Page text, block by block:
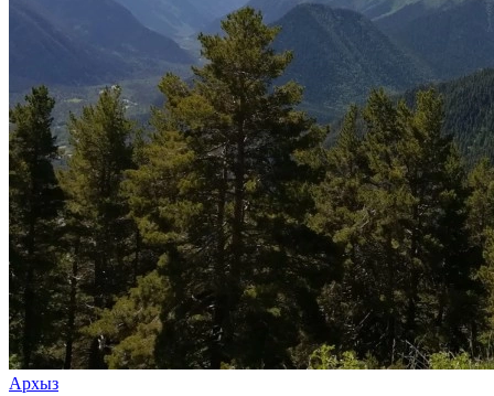
Архыз